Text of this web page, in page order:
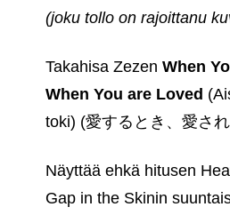
(joku tollo on rajoittanu
Takahisa Zezen When
When You are Loved
toki) (愛するとき、愛さ
Näyttää ehkä hitusen
Gap in the Skinin